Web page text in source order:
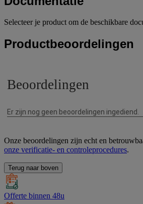
Selecteer je product om de beschikbare
Productbeoordelingen
Onze beoordelingen zijn echt en
onze verificatie- en controleprocedures.
Terug naar boven
Offerte binnen 48u